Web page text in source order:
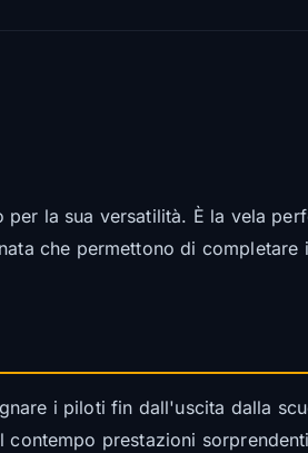
la sua versatilità. È la vela
che permettono di completare
i piloti fin dall'uscita dalla
prestazioni